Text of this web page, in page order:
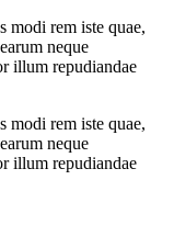
modi rem iste quae,
neque
illum repudiandae
modi rem iste quae,
neque
illum repudiandae